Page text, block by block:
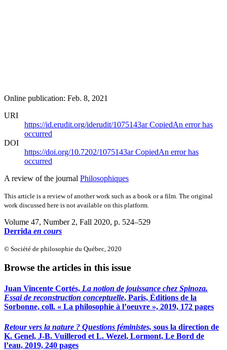
Online publication: Feb. 8, 2021
URI
https://id.erudit.org/iderudit/1075143arCopiedAn error has
occurred
DOI
https://doi.org/10.7202/1075143arCopiedAn error has
occurred
A review of the journal Philosophiques
This article is a review of another work such as a book or a film. The original
work discussed here is not available on this platform.
Volume 47, Number 2, Fall 2020, p. 524–529
Derrida en cours
© Société de philosophie du Québec, 2020
Browse the articles in this issue
Juan Vincente Cortés, La notion de jouissance chez Spinoza.
Essai de reconstruction conceptuelle, Paris, Éditions de la
Sorbonne, coll. « La philosophie à l’oeuvre », 2019, 172 pages
Retour vers la nature ? Questions féministes, sous la direction de
K. Genel, J-B. Vuillerod et L. Wezel, Lormont, Le Bord de
l’eau, 2019, 240 pages